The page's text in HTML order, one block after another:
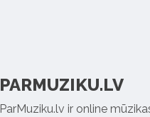
PARMUZIKU.LV
ParMuziku.lv ir online